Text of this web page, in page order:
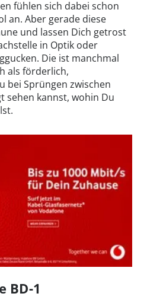
fühlen sich dabei schon
an. Aber gerade diese
und lassen Dich getrost
in Optik oder
Die ist manchmal
als förderlich,
bei Sprüngen zwischen
sehen kannst, wohin Du
BD-1